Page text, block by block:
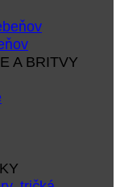
A BRITVY